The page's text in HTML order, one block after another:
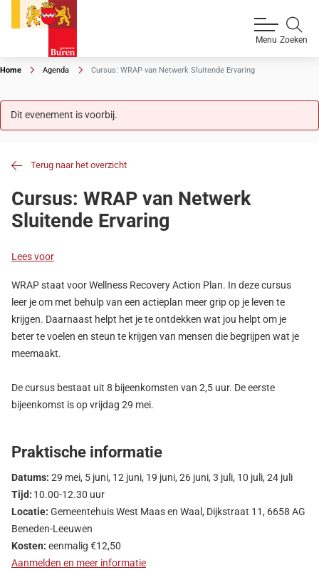
Menu Zoeken
Home Agenda Cursus: WRAP van Netwerk Sluitende Ervaring
Dit evenement is voorbij.
Terug naar het overzicht
Cursus: WRAP van Netwerk
Sluitende Ervaring
Lees voor
WRAP staat voor Wellness Recovery Action Plan. In deze cursus
leer je om met behulp van een actieplan meer grip op je leven te
krijgen. Daarnaast helpt het je te ontdekken wat jou helpt om je
beter te voelen en steun te krijgen van mensen die begrijpen wat je
meemaakt.
De cursus bestaat uit 8 bijeenkomsten van 2,5 uur. De eerste
bijeenkomst is op vrijdag 29 mei.
Praktische informatie
Datums: 29 mei, 5 juni, 12 juni, 19 juni, 26 juni, 3 juli, 10 juli, 24 juli
Tijd: 10.00-12.30 uur
Locatie: Gemeentehuis West Maas en Waal, Dijkstraat 11, 6658 AG
Beneden-Leeuwen
Kosten: eenmalig €12,50
Aanmelden en meer informatie